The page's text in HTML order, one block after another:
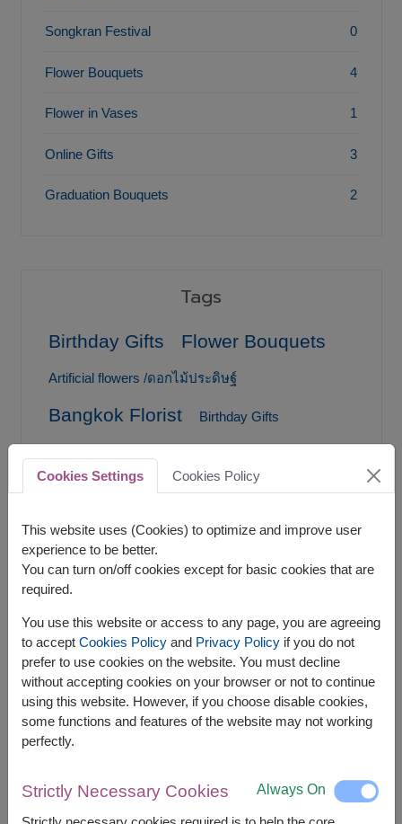
Songkran Festival 0
Flower Bouquets 4
Flower in Vases 1
Online Gifts 3
Graduation Bouquets 2
Tags
Birthday Gifts Flower Bouquets
Artificial flowers /ดอกไม้ประดิษฐ์
Bangkok Florist Birthday Gifts
Card Message
carnation / คาร์เนชั่น
Chocolate
Combo Gifts Set Combo Gifts Set
Congratulation Gift Baskets
Cupid: The God of Love
flower / ดอกไม้ Flower shop
Flower shop near me
เงิน / ช่อแบงค์
Cookies Settings Cookies Policy
This website uses (Cookies) to optimize and improve user
experience to be better.
You can turn on/off cookies except for basic cookies that are
required.
You use this website or access to any page, you are agreeing
to accept Cookies Policyand Privacy Policyif you do not
prefer to use cookies on the website. You must decline
without accepting cookies on your browser or not to continue
using this website. However, if you choose disable cookies,
some functions and features of the website may not working
perfectly.
Strictly Necessary Cookies Always On